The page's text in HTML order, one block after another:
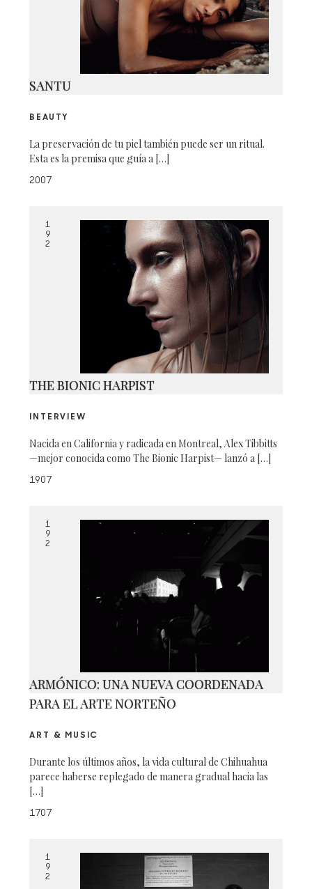
SANTU
BEAUTY
La preservación de tu piel también puede ser un ritual.
Esta es la premisa que guía a […]
2007
1
9
2
THE BIONIC HARPIST
INTERVIEW
Nacida en California y radicada en Montreal, Alex Tibbitts
—mejor conocida como The Bionic Harpist— lanzó a […]
1907
1
9
2
ARMÓNICO: UNA NUEVA COORDENADA
PARA EL ARTE NORTEÑO
ART & MUSIC
Durante los últimos años, la vida cultural de Chihuahua
parece haberse replegado de manera gradual hacia las
[…]
1707
1
9
2